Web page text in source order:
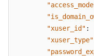
"xuser_id" :
"xuser_type"